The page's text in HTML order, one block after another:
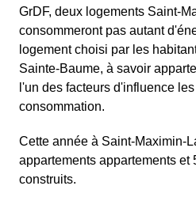
GrDF, deux logements Saint-
consommeront pas autant
logement choisi par les
Sainte-Baume, à savoir
l'un des facteurs d'influence
consommation.
Cette année à Saint-Maximin-
appartements appartements et
construits.